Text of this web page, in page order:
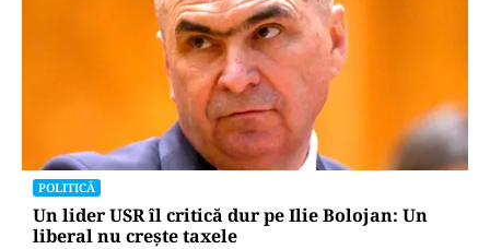
POLITICĂ
Un lider USR îl critică dur pe Ilie Bolojan: Un
liberal nu crește taxele